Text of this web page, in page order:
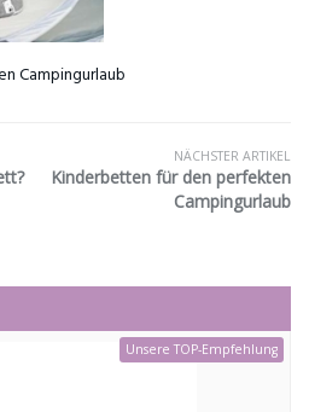
Campingurlaub
NÄCHSTER ARTIKEL
Kinderbetten für den perfekten
Campingurlaub
Unsere TOP-Empfehlung